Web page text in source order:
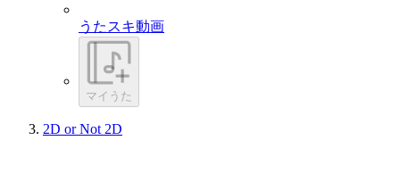
うたスキ動画
マイうた
2D or Not 2D